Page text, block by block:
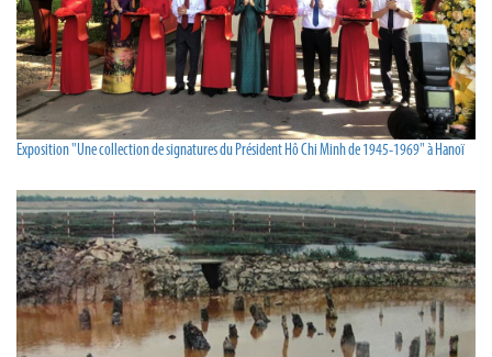
Exposition "Une collection de signatures du Président Hô Chi Minh de 1945-1969" à Hanoï